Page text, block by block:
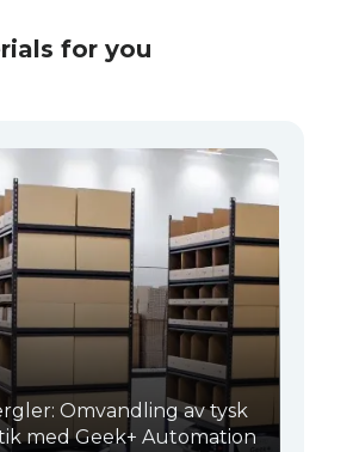
for you
Omvandling av tysk
med Geek+ Automation